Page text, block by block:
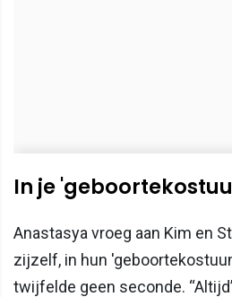
In je
Anastasya vroeg aan Kim en
zijzelf, in hun
twijfelde geen seconde.